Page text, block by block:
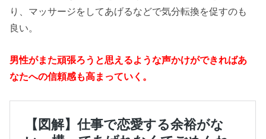
り、マッサージをしてあげるなどで気分転換を促すのも
良い。
男性がまた頑張ろうと思えるような声かけができればあ
なたへの信頼感も高まっていく。